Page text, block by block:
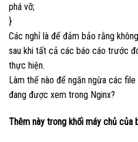
phá vỡ;
}
Các nghỉ là để đảm bảo rằng
sau khi tất cả các báo cáo trước
thực hiện.
Làm thế nào để ngăn ngừa các
đang được xem trong Nginx?
Thêm này trong khối máy chủ của